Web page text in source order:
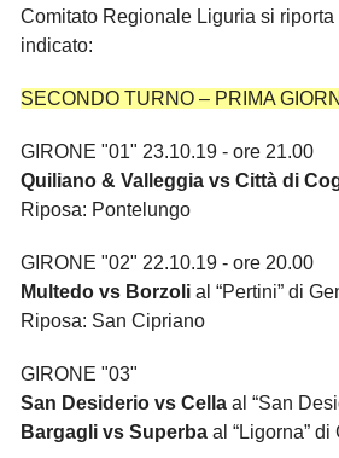
Comitato Regionale Liguria si
indicato:
SECONDO TURNO – PRIMA
GIRONE "01" 23.10.19 - ore 21.00
Quiliano & Valleggia vs Città di
Riposa: Pontelungo
GIRONE "02" 22.10.19 - ore 20.00
Multedo vs Borzoli al “Pertini” di
Riposa: San Cipriano
GIRONE "03"
San Desiderio vs Cella al “San
Bargagli vs Superba al “Ligorna”